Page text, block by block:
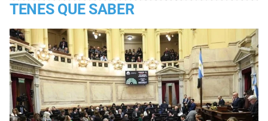
TENES QUE SABER